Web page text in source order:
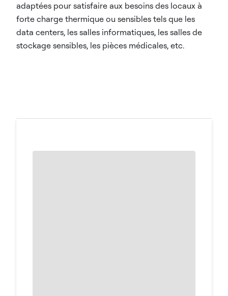
adaptées pour satisfaire aux besoins des locaux à
forte charge thermique ou sensibles tels que les
data centers, les salles informatiques, les salles de
stockage sensibles, les pièces médicales, etc.